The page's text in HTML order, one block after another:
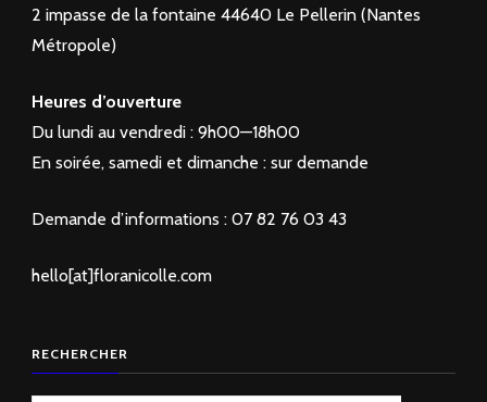
2 impasse de la fontaine 44640 Le Pellerin (Nantes
Métropole)
Heures d’ouverture
Du lundi au vendredi : 9h00—18h00
En soirée, samedi et dimanche : sur demande
Demande d’informations : 07 82 76 03 43
hello[at]floranicolle.com
RECHERCHER